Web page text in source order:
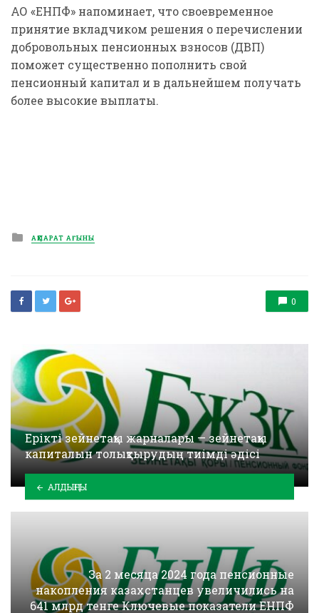
АО «ЕНПФ» напоминает, что своевременное
принятие вкладчиком решения о перечислении
добровольных пенсионных взносов (ДВП)
поможет существенно пополнить свой
пенсионный капитал и в дальнейшем получать
более высокие выплаты.
Posted
in
АҚПАРАТ АҒЫНЫ
0
Ерікті зейнетақы жарналары — зейнетақы
капиталын толықтырудың тиімді әдісі
АЛДЫҢҒЫ
За 2 месяца 2024 года пенсионные
накопления казахстанцев увеличились на
641 млрд тенге Ключевые показатели ЕНПФ